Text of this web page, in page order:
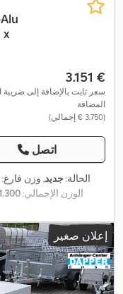
x
‏3.151 €
سعر ثابت بالإضافة إلى ضريبة
المضافة
(‏3.750 € إجمالي)
اتصل
الحالة:جديد, وزن فارغ:
الوزن الإجمالي:1.300
التحميل:2,3 م³ , لون:آخر,
إعلان صغير